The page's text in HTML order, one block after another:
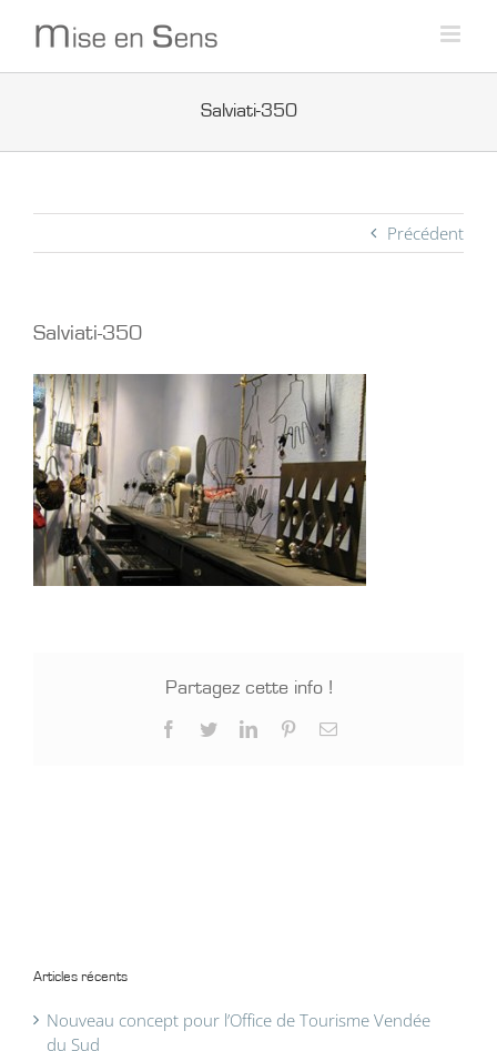
Salviati-350
Précédent
Salviati-350
Partagez cette info !
Facebook
TwitterLinkedInPinterestEmail
Articles récents
Nouveau concept pour l’Office de Tourisme Vendée
du Sud